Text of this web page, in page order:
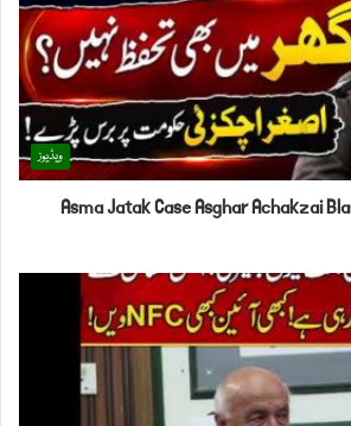
ویڈیوز
Asma Jatak Case Asghar Achakzai